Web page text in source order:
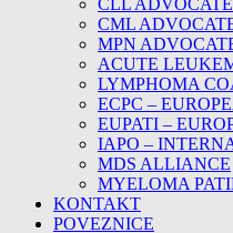
CLL
CML
MPN
ACUTE
LYMPHOMA
ECPC –
EUPATI –
IAPO –
MDS ALLIANCE
MYELOMA
KONTAKT
POVEZNICE